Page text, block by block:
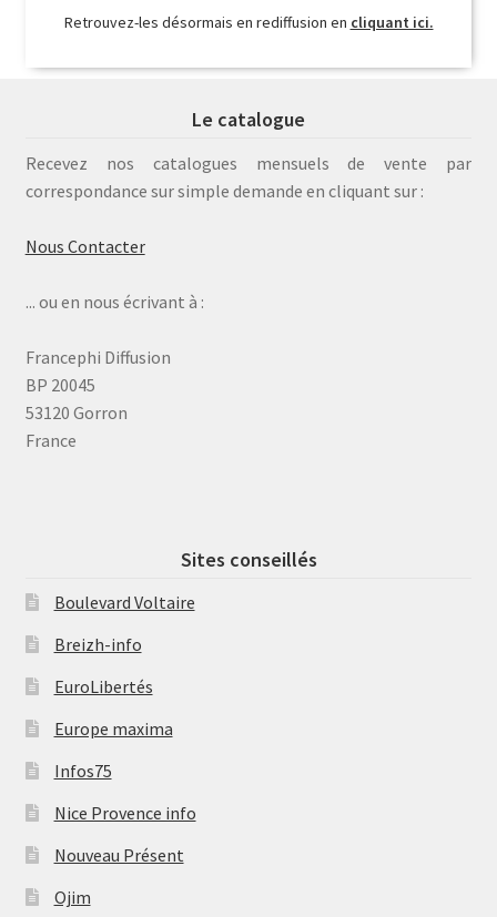
Retrouvez-les désormais en rediffusion en cliquant ici.
Le catalogue
Recevez nos catalogues mensuels de vente par
correspondance sur simple demande en cliquant sur :
Nous Contacter
... ou en nous écrivant à :
Francephi Diffusion
BP 20045
53120 Gorron
France
Sites conseillés
Boulevard Voltaire
Breizh-info
EuroLibertés
Europe maxima
Infos75
Nice Provence info
Nouveau Présent
Ojim